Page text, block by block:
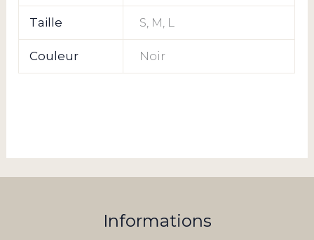
Taille S, M, L
Couleur Noir
Informations